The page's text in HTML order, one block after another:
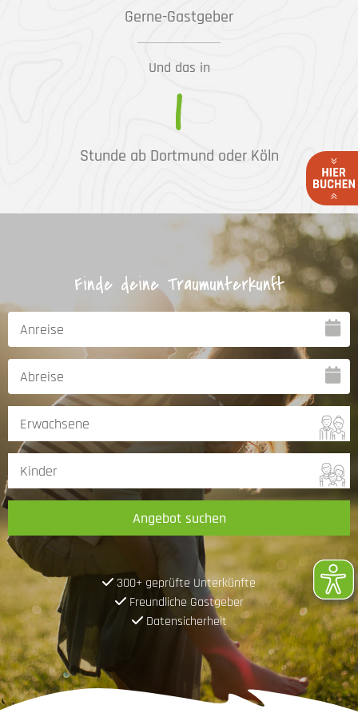
Gerne-Gastgeber
Und das in
1
Stunde ab Dortmund oder Köln
Finde deine Traumunterkunft
Angebot suchen
300+ geprüfte Unterkünfte
Freundliche Gastgeber
Datensicherheit